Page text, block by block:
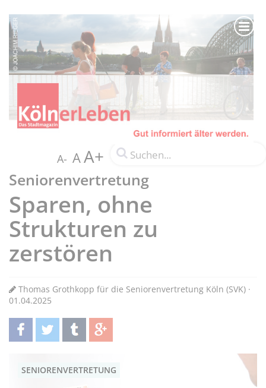
A- AA+
Seniorenvertretung
Sparen, ohne
Strukturen zu
zerstören
Thomas Grothkopp für die Seniorenvertretung Köln (SVK) ·
01.04.2025
SENIORENVERTRETUNG